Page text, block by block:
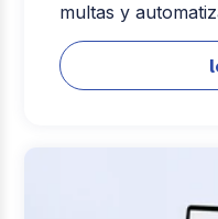
multas y